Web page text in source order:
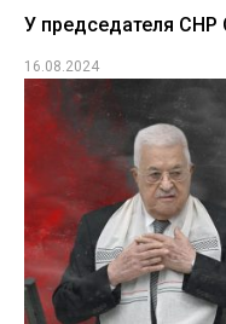
У председателя СНР
16.08.2024